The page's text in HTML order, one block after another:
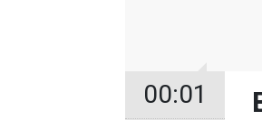
00:01